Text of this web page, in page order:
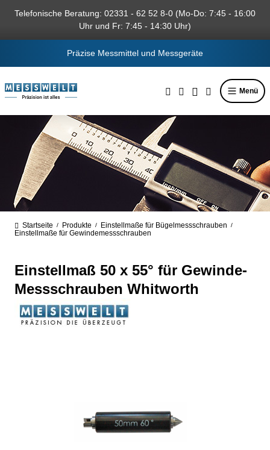
springen
Telefonische Beratung: 02331 - 62 52 8-0 (Mo-Do: 7:45 - 16:00
Uhr und Fr: 7:45 - 14:30 Uhr)
Präzise Messmittel und Messgeräte
Menü
Startseite / Produkte / Einstellmaße für Bügelmessschrauben /
Einstellmaße für Gewindemessschrauben
Einstellmaß 50 x 55° für Gewinde-
Messschrauben Whitworth